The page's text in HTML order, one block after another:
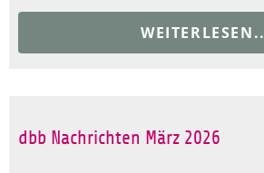
WEITERLESEN..
dbb Nachrichten März 2026